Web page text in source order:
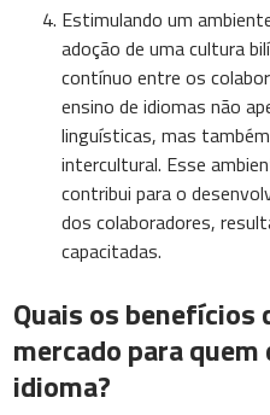
Estimulando um
adoção de uma cultura
contínuo entre os
ensino de idiomas não
linguísticas, mas
intercultural. Esse
contribui para o
dos colaboradores,
capacitadas.
Quais os
mercado para
idioma?